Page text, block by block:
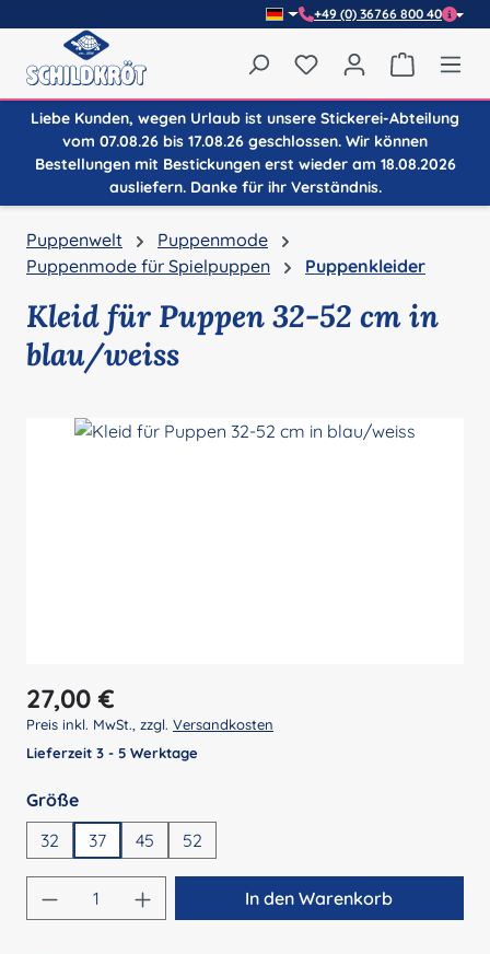
+49 (0) 36766 800 40
Du hast 0 Produkte
Liebe Kunden, wegen Urlaub ist unsere Stickerei-Abteilung
vom 07.08.26 bis 17.08.26 geschlossen. Wir können
Bestellungen mit Bestickungen erst wieder am 18.08.2026
ausliefern. Danke für ihr Verständnis.
Puppenwelt
Puppenmode
Puppenmode für Spielpuppen
Puppenkleider
Kleid für Puppen 32-52 cm in
blau/weiss
Regulärer Preis:
27,00 €
Preis inkl. MwSt., zzgl. Versandkosten
Lieferzeit 3 - 5 Werktage
Größeauswählen
32
37 45 52
Produkt Anzahl: Gib den gewünschten
In den Warenkorb